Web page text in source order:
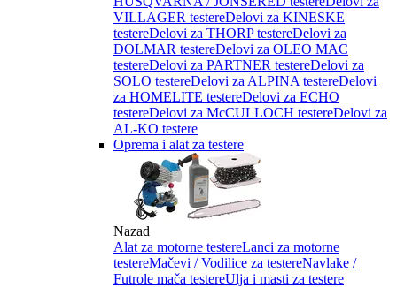
VILLAGER testereDelovi za KINESKE
testereDelovi za THORP testereDelovi za
DOLMAR testereDelovi za OLEO MAC
testereDelovi za PARTNER testereDelovi za
SOLO testereDelovi za ALPINA testereDelovi
za HOMELITE testereDelovi za ECHO
testereDelovi za McCULLOCH testereDelovi za
AL-KO testere
Oprema i alat za testere
Nazad
Alat za motorne testereLanci za motorne
testereMačevi / Vodilice za testereNavlake /
Futrole mača testereUlja i masti za testere